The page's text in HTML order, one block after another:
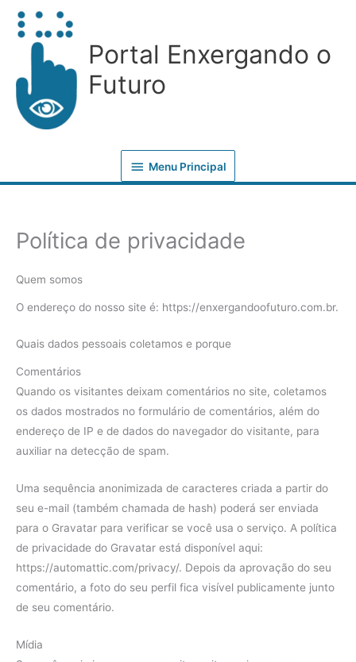
para
Portal Enxergando o
Futuro
Principal
Menu Principal
Política de privacidade
Quem somos
O endereço do nosso site é: https://enxergandoofuturo.com.br.
Quais dados pessoais coletamos e porque
Comentários
Quando os visitantes deixam comentários no site, coletamos
os dados mostrados no formulário de comentários, além do
endereço de IP e de dados do navegador do visitante, para
auxiliar na detecção de spam.
Uma sequência anonimizada de caracteres criada a partir do
seu e-mail (também chamada de hash) poderá ser enviada
para o Gravatar para verificar se você usa o serviço. A política
de privacidade do Gravatar está disponível aqui:
https://automattic.com/privacy/. Depois da aprovação do seu
comentário, a foto do seu perfil fica visível publicamente junto
de seu comentário.
Mídia